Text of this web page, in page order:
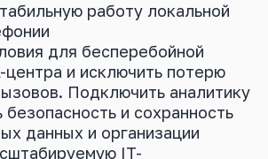
работу локальной
для бесперебойной
и исключить потерю
Подключить аналитику
безопасность и сохранность
данных и организации
IT-